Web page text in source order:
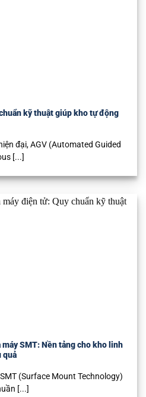
kỹ thuật giúp kho tự động
đại, AGV (Automated Guided
[...]
SMT: Nền tảng cho kho linh
quả
(Surface Mount Technology)
[...]